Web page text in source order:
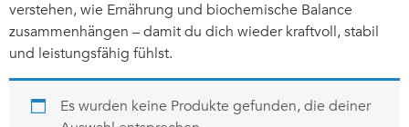
verstehen, wie Ernährung und biochemische Balance
zusammenhängen – damit du dich wieder kraftvoll, stabil
und leistungsfähig fühlst.
Es wurden keine Produkte gefunden, die deiner